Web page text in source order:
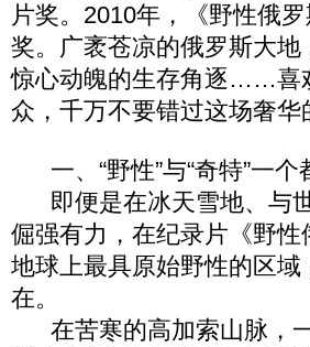
片奖。2010年，《野性俄
奖。广袤苍凉的俄罗斯大
惊心动魄的生存角逐……喜
众，千万不要错过这场奢华
一、“野性”与“奇特”一个
即便是在冰天雪地、与
倔强有力，在纪录片《野
地球上最具原始野性的区
在。
在苦寒的高加索山脉，